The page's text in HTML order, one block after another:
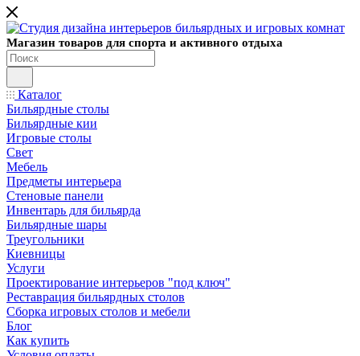
Магазин товаров для спорта и активного отдыха
Каталог
Бильярдные столы
Бильярдные кии
Игровые столы
Свет
Мебель
Предметы интерьера
Стеновые панели
Инвентарь для бильярда
Бильярдные шары
Треугольники
Киевницы
Услуги
Проектирование интерьеров "под ключ"
Реставрация бильярдных столов
Сборка игровых столов и мебели
Блог
Как купить